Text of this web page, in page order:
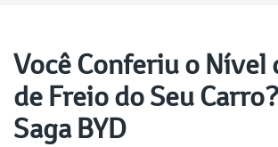
Você Conferiu o Nível
de Freio do Seu
Saga BYD